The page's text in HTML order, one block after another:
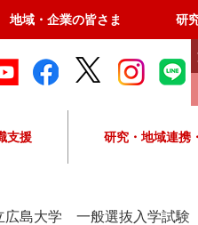
地域・企業の皆さま 研
支援 研究・地域連携
広島大学 一般選抜入学試験